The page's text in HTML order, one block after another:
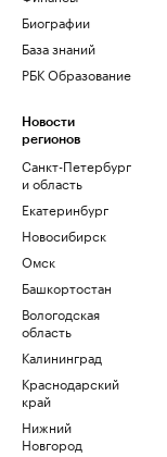
Биографии
База знаний
РБК Образование
Новости
регионов
Санкт-Петербург
и область
Екатеринбург
Новосибирск
Омск
Башкортостан
Вологодская
область
Калининград
Краснодарский
край
Нижний
Новгород